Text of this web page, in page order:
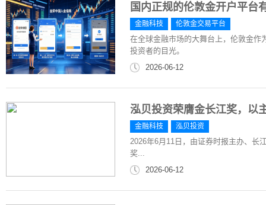
国内正规的伦敦金开户平台
金融科技 伦敦金交易平台
在全球金融市场的大舞台上，伦敦金作
投资者的目光。
2026-06-12
泓贝投资荣膺金长江奖，以
金融科技 泓贝投资
2026年6月11日，由证券时报主办、长
奖...
2026-06-12